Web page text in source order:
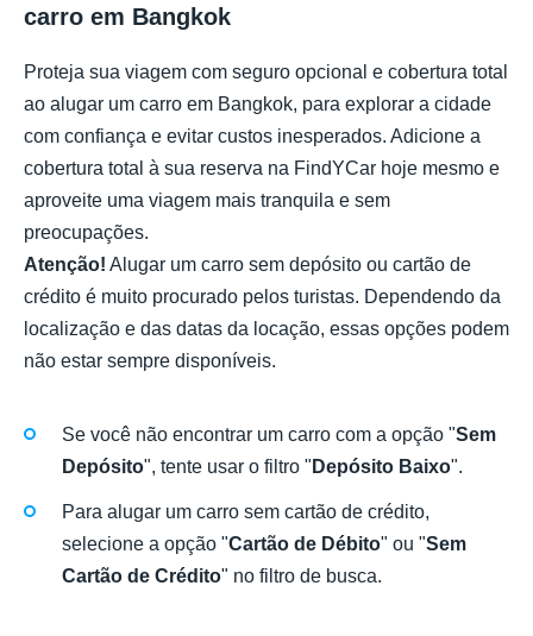
carro em Bangkok
Proteja sua viagem com seguro opcional e cobertura total
ao alugar um carro em Bangkok, para explorar a cidade
com confiança e evitar custos inesperados. Adicione a
cobertura total à sua reserva na FindYCar hoje mesmo e
aproveite uma viagem mais tranquila e sem
preocupações.
Atenção! Alugar um carro sem depósito ou cartão de
crédito é muito procurado pelos turistas. Dependendo da
localização e das datas da locação, essas opções podem
não estar sempre disponíveis.
Se você não encontrar um carro com a opção "Sem
Depósito", tente usar o filtro " Depósito Baixo".
Para alugar um carro sem cartão de crédito,
selecione a opção "Cartão de Débito" ou "Sem
Cartão de Crédito" no filtro de busca.